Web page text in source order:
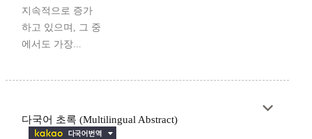
지속적으로 증가
하고 있으며, 그 중
에서도 가장...
다국어 초록 (Multilingual Abstract)